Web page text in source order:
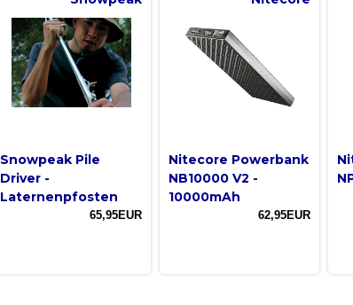
Snowpeak Pile
Driver -
Laternenpfosten
65,95EUR
Nitecore Powerbank
NB10000 V2 -
10000mAh
62,95EUR